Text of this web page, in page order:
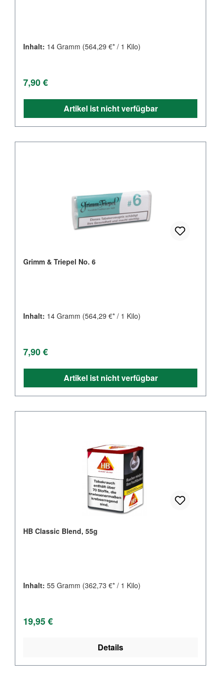
Inhalt: 14 Gramm (564,29 €* / 1 Kilo)
Regulärer Preis:
7,90 €
Artikel ist nicht verfügbar
Grimm & Triepel No. 6
Inhalt: 14 Gramm (564,29 €* / 1 Kilo)
Regulärer Preis:
7,90 €
Artikel ist nicht verfügbar
HB Classic Blend, 55g
Inhalt: 55 Gramm (362,73 €* / 1 Kilo)
Regulärer Preis:
19,95 €
Details